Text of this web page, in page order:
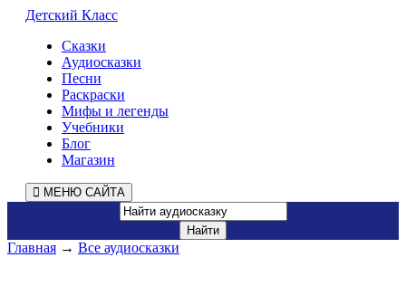
Детский Класс
Сказки
Аудиосказки
Песни
Раскраски
Мифы и легенды
Учебники
Блог
Магазин
МЕНЮ САЙТА
Главная → Все аудиосказки